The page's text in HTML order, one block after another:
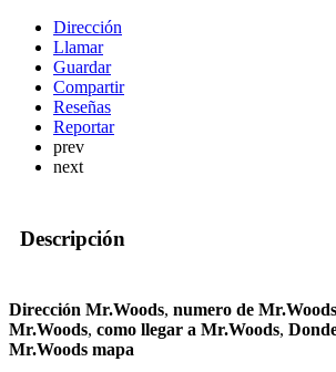
Dirección
Llamar
Guardar
Compartir
Reseñas
Reportar
prev
next
Descripción
Dirección Mr.Woods, numero de Mr.Woods
Mr.Woods, como llegar a Mr.Woods,
Mr.Woods mapa